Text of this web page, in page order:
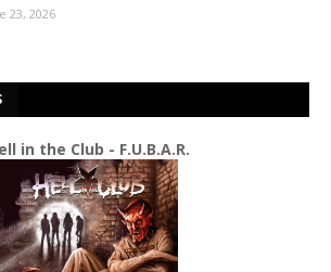
23, 2026
in the Club - F.U.B.A.R.